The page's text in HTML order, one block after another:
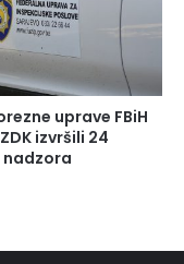
uprave FBiH
izvršili 24
nadzora